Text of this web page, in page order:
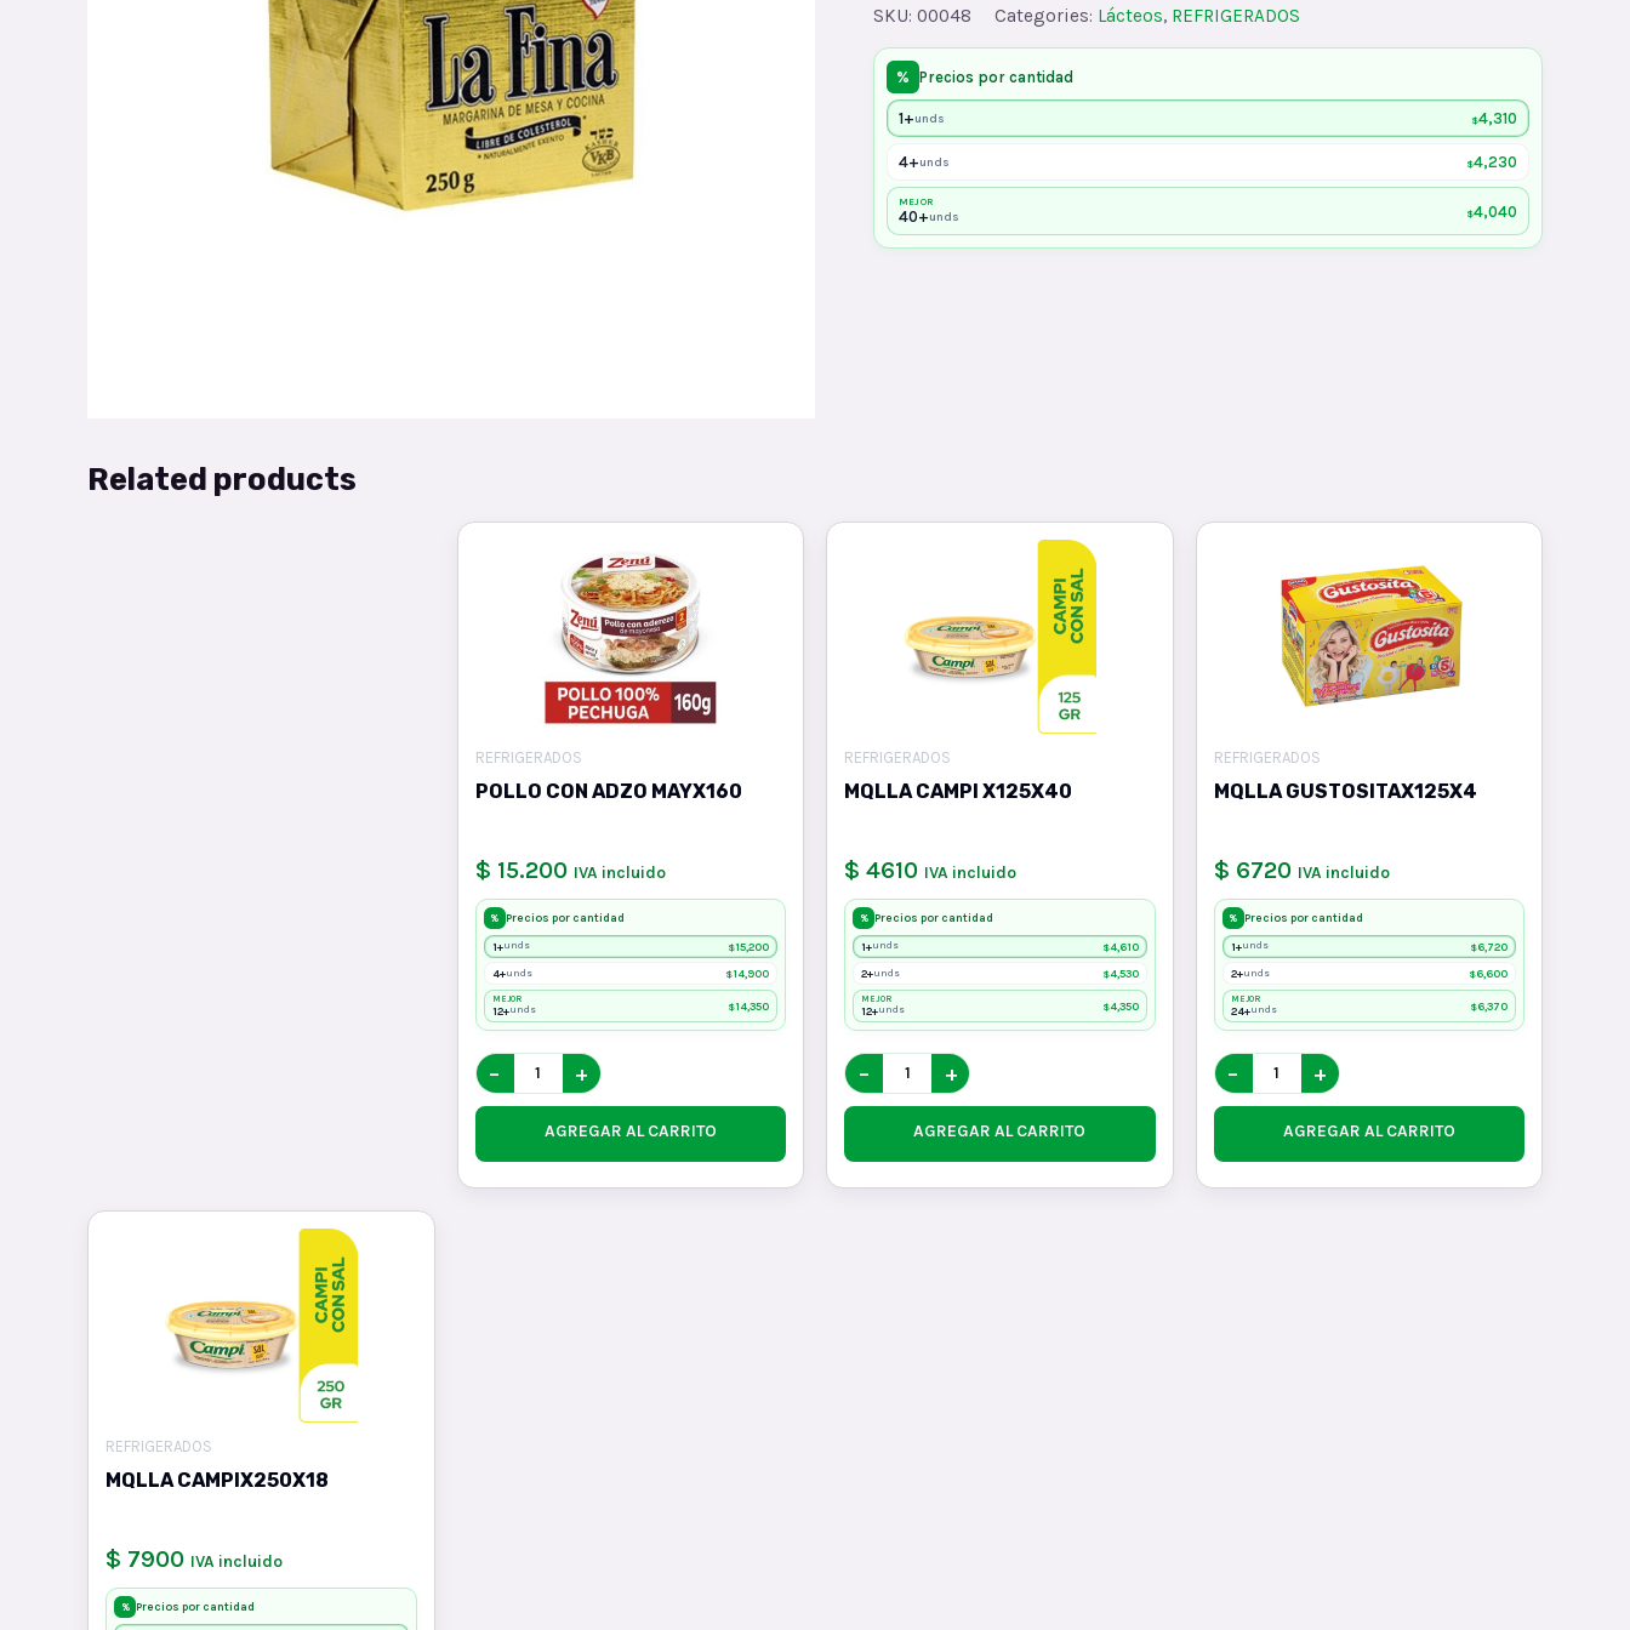
SKU: 00048 Categories: Lácteos, REFRIGERADOS
% Precios por cantidad
1+unds $4,310
4+unds $4,230
MEJOR
40+unds $4,040
Related products
REFRIGERADOS
POLLO CON ADZO MAYX160
$ 15.200 IVA incluido
% Precios por cantidad
1+unds $15,200
4+unds $14,900
MEJOR
12+unds $14,350
− +
AGREGAR AL CARRITO
REFRIGERADOS
MQLLA CAMPI X125X40
$ 4610 IVA incluido
% Precios por cantidad
1+unds $4,610
2+unds $4,530
MEJOR
12+unds $4,350
− +
AGREGAR AL CARRITO
REFRIGERADOS
MQLLA GUSTOSITAX125X4
$ 6720 IVA incluido
% Precios por cantidad
1+unds $6,720
2+unds $6,600
MEJOR
24+unds $6,370
− +
AGREGAR AL CARRITO
REFRIGERADOS
MQLLA CAMPIX250X18
$ 7900 IVA incluido
% Precios por cantidad